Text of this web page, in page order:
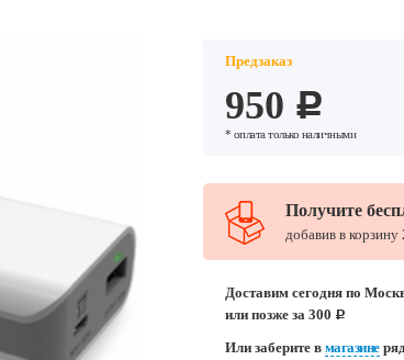
Предзаказ
950 c
* оплата только наличными
Получите
добавив в корзину
Доставим сегодня по
или позже за 300 c
Или заберите в магазине